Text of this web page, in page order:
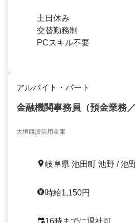
土日休み
交替勤務制
PCスキル不要
アルバイト・パート
金融機関事務員（預金業務／
大垣西濃信用金庫
岐阜県 池田町 池野 / 池
時給1,150円